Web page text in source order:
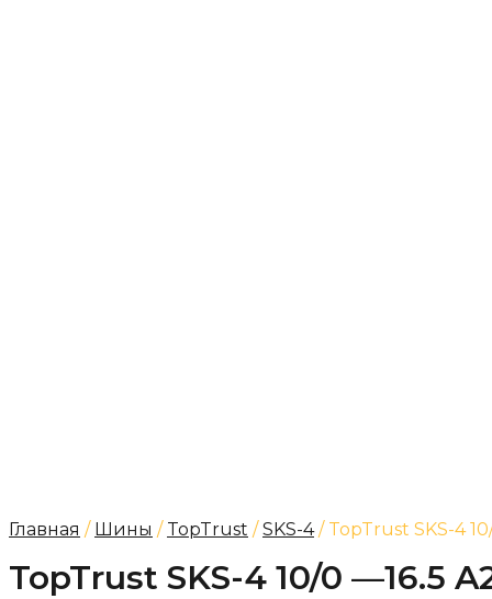
Главная / Шины / TopTrust /SKS-4/ TopTrust SKS-4
TopTrust SKS-4 10/0 —16.5